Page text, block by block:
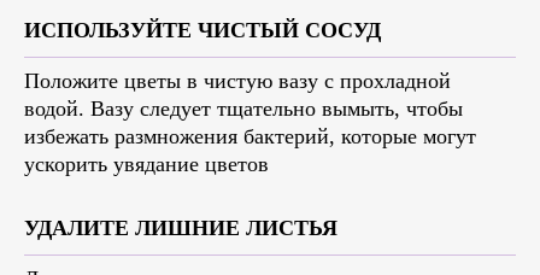
ИСПОЛЬЗУЙТЕ ЧИСТЫЙ СОСУД
Положите цветы в чистую вазу с прохладной
водой. Вазу следует тщательно вымыть, чтобы
избежать размножения бактерий, которые могут
ускорить увядание цветов
УДАЛИТЕ ЛИШНИЕ ЛИСТЬЯ